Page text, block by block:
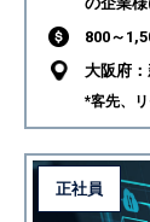
800～
大阪府
*客先、
正社員